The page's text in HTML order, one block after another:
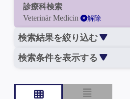
診療科検索
Veterinär Medicin
解除
検索結果を絞り込む
検索条件を表示する